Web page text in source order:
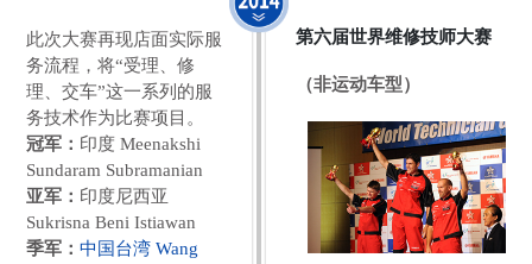
此次大赛再现店面实际服
务流程，将“受理、修
理、交车”这一系列的服
务技术作为比赛项目。
冠军： 印度 Meenakshi
Sundaram Subramanian
亚军： 印度尼西亚
Sukrisna Beni Istiawan
季军：中国台湾 Wang
第六届世界维修技师大赛
（非运动车型）